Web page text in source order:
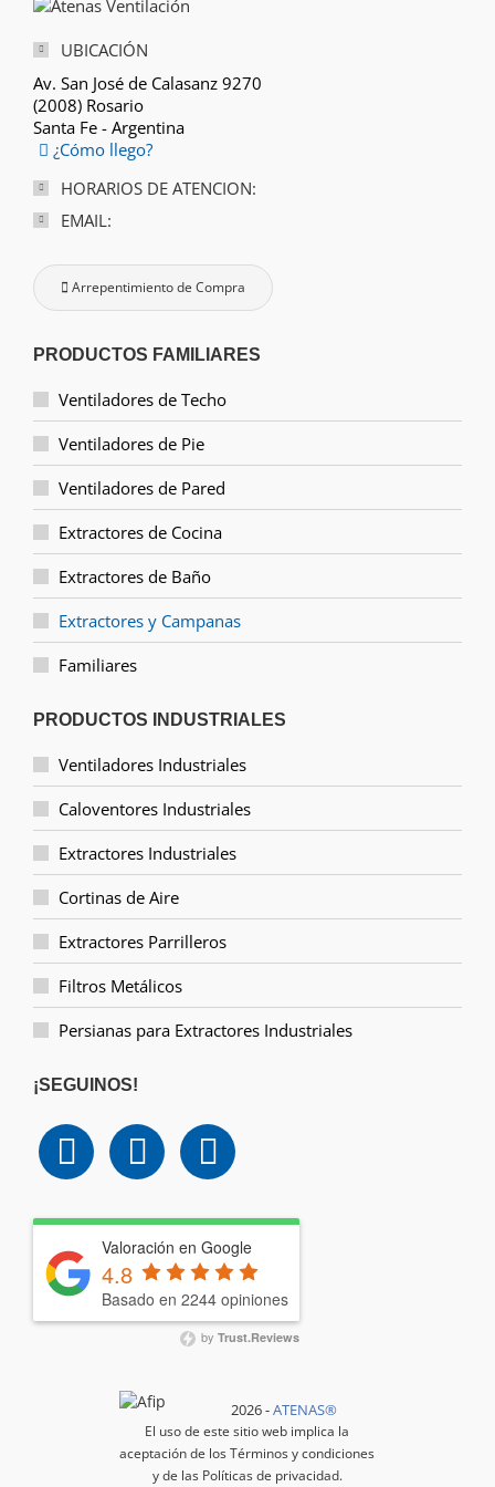
UBICACIÓN
Av. San José de Calasanz 9270
(2008) Rosario
Santa Fe - Argentina
¿Cómo llego?
HORARIOS DE ATENCION:
EMAIL:
Arrepentimiento de Compra
PRODUCTOS FAMILIARES
Ventiladores de Techo
Ventiladores de Pie
Ventiladores de Pared
Extractores de Cocina
Extractores de Baño
Extractores y Campanas
Familiares
PRODUCTOS INDUSTRIALES
Ventiladores Industriales
Caloventores Industriales
Extractores Industriales
Cortinas de Aire
Extractores Parrilleros
Filtros Metálicos
Persianas para Extractores Industriales
¡SEGUINOS!
Valoración en Google
4.8
Basado en 2244 opiniones
by Trust.Reviews
2026 -ATENAS®️
El uso de este sitio web implica la
aceptación de losTérminos y condiciones
y de las Políticas de privacidad.